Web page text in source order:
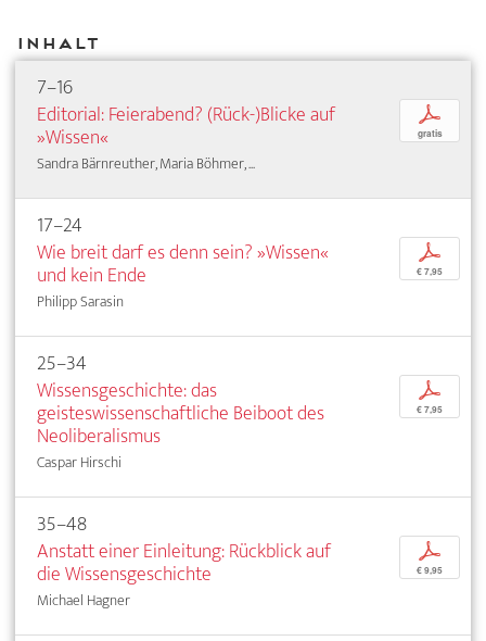
Inhalt
7–16
Editorial: Feierabend? (Rück-)Blicke auf
»Wissen«
Sandra Bärnreuther, Maria Böhmer, ...
p
gratis
17–24
Wie breit darf es denn sein? »Wissen«
und kein Ende
Philipp Sarasin
p
€ 7,95
25–34
Wissensgeschichte: das
geisteswissenschaftliche Beiboot des
Neoliberalismus
Caspar Hirschi
p
€ 7,95
35–48
Anstatt einer Einleitung: Rückblick auf
die Wissensgeschichte
Michael Hagner
p
€ 9,95